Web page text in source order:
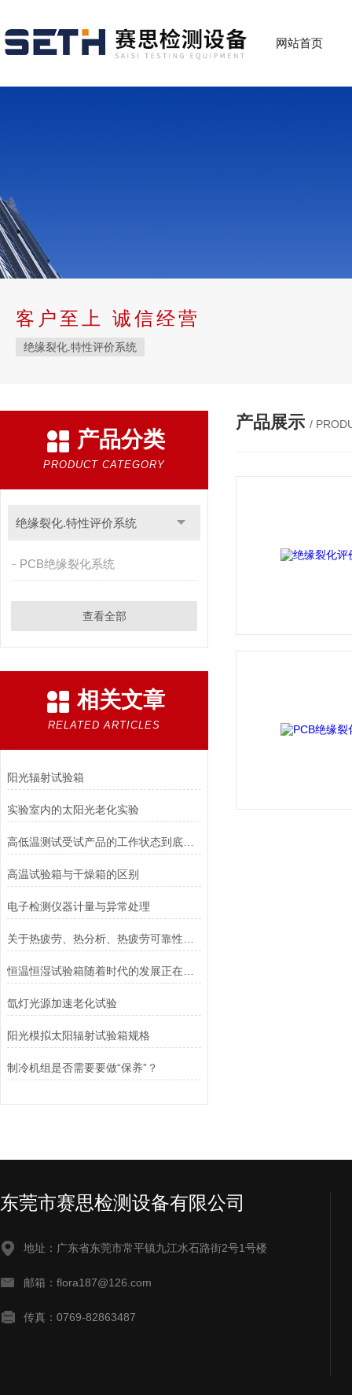
网站首页
客户至上 诚信经营
绝缘裂化.特性评价系统
产品分类
PRODUCT CATEGORY
绝缘裂化.特性评价系统
PCB绝缘裂化系统
查看全部
相关文章
RELATED ARTICLES
阳光辐射试验箱
实验室内的太阳光老化实验
高低温测试受试产品的工作状态到底重要吗
高温试验箱与干燥箱的区别
电子检测仪器计量与异常处理
恒温恒湿试验箱随着时代的发展正在不断的进步
氙灯光源加速老化试验
阳光模拟太阳辐射试验箱规格
制冷机组是否需要要做“保养”？
产品展示 /
东莞市赛思检测设备有限公司
地址：广东省东莞市常平镇九江水石路街2号1号楼
邮箱：flora187@126.com
传真：0769-82863487